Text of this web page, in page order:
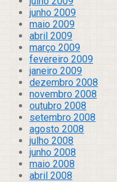
junho 2009
maio 2009
abril 2009
março 2009
fevereiro 2009
janeiro 2009
dezembro 2008
novembro 2008
outubro 2008
setembro 2008
agosto 2008
julho 2008
junho 2008
maio 2008
abril 2008